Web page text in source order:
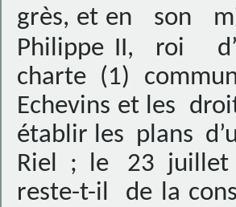
grès, et en son
Philippe II,
roi
charte (1)
Echevins et les
établir les plans
Riel
; le 23 juillet
reste-t-il
de la